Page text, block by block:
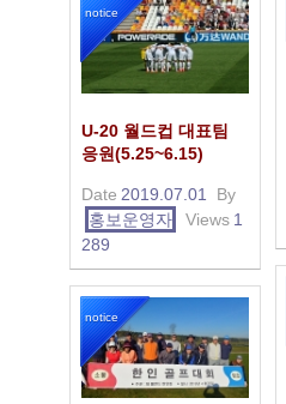
notice
U-20 월드컵 대표팀
응원(5.25~6.15)
Date 2019.07.01
By
홍보운영자
Views 1
289
notice